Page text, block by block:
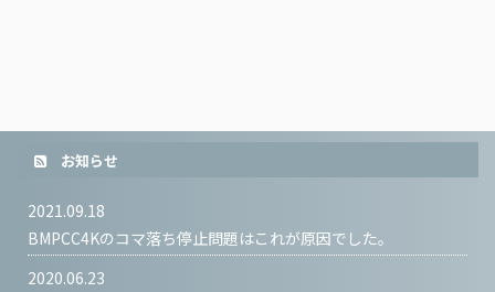
お知らせ
2021.09.18
BMPCC4Kのコマ落ち停止問題はこれが原因でした。
2020.06.23